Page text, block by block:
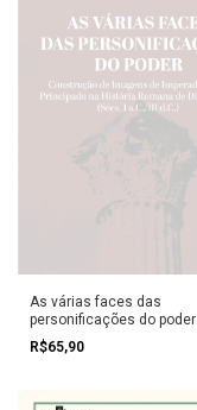
As várias faces das
personificações do poder
R$65,90